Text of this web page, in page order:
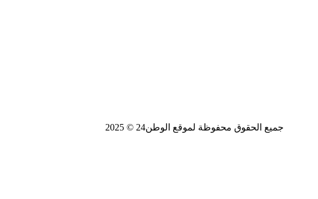
جميع الحقوق محفوظة لموقع الوطن24 © 2025